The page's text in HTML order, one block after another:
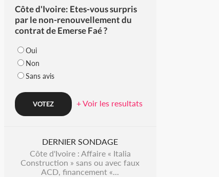
Côte d'Ivoire: Etes-vous surpris
par le non-renouvellement du
contrat de Emerse Faé ?
Oui
Non
Sans avis
+ Voir les resultats
DERNIER SONDAGE
Côte d'Ivoire : Affaire « Italia
Construction » sans ou avec faux
ACD, financement «...